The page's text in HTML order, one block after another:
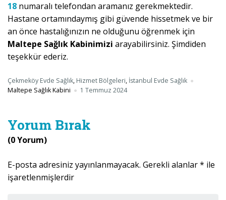
18 numaralı telefondan aramanız gerekmektedir.
Hastane ortamındaymış gibi güvende hissetmek ve bir
an önce hastalığınızın ne olduğunu öğrenmek için
Maltepe Sağlık Kabinimizi arayabilirsiniz. Şimdiden
teşekkür ederiz.
Çekmeköy Evde Sağlık, Hizmet Bölgeleri, İstanbul Evde Sağlık
Maltepe Sağlık Kabini
1 Temmuz 2024
Yorum Bırak
(0 Yorum)
E-posta adresiniz yayınlanmayacak. Gerekli alanlar* ile
işaretlenmişlerdir